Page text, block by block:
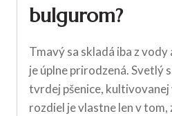
bulgurom?
Tmavý sa skladá iba z vody
je úplne prirodzená. Svetlý
tvrdej pšenice,
rozdiel je vlastne len v tom,